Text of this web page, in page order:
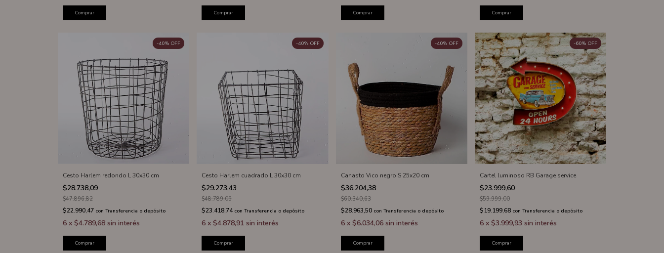
Comprar Comprar Comprar Comprar
Cesto Harlem redondo L 30x30 cm
$28.738,09
-40% OFF
$47.896,82
$22.990,47 con Transferencia o depósito
6 x $4.789,68 sin interés
Comprar
Cesto Harlem cuadrado L 30x30 cm
$29.273,43
-40% OFF
$48.789,05
$23.418,74 con Transferencia o depósito
6 x$4.878,91 sin interés
Comprar
Canasto Vico negro S 25x20 cm
$36.204,38
-40% OFF
$60.340,63
$28.963,50 con Transferencia o depósito
6 x $6.034,06 sin interés
Comprar
Cartel luminoso RB Garage service
$23.999,60
-60% OFF
$59.999,00
$19.199,68 con Transferencia o depósito
6 x $3.999,93 sin interés
Comprar